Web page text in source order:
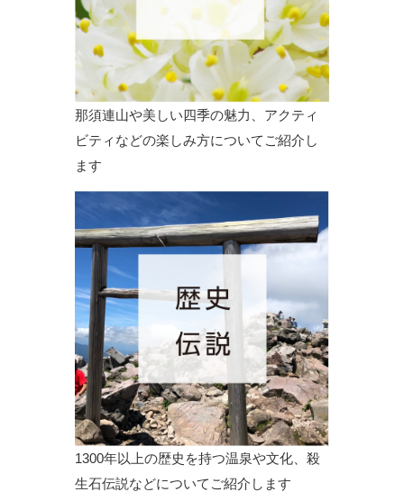
那須連山や美しい四季の魅力、アクティ
ビティなどの楽しみ方についてご紹介し
ます
1300年以上の歴史を持つ温泉や文化、殺
生石伝説などについてご紹介します